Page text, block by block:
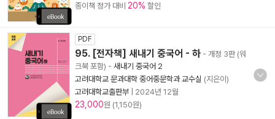
종이책 정가 대비 20% 할인
PDF
95. [전자책] 새내기 중국어 - 하 - 개정 3판 (워
크북 포함) - 새내기 중국어 2
고려대학교 문과대학 중어중문학과 교수실 (지은이)
고려대학교출판부
2024년 12월
23,000원 (1,150원)